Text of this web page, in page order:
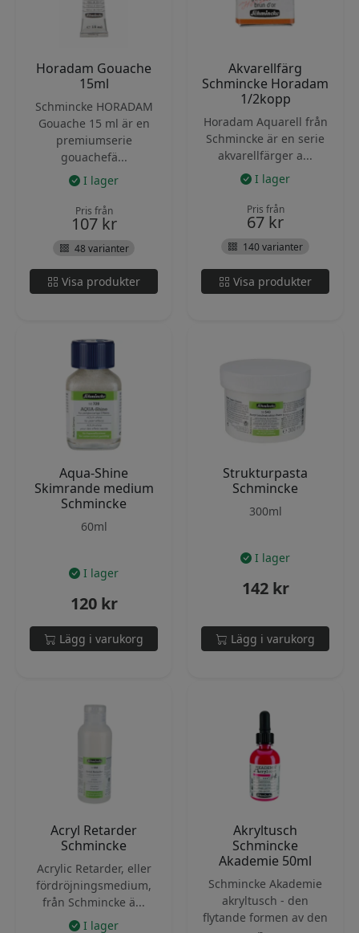
Horadam Gouache
15ml
Schmincke HORADAM
Gouache 15 ml är en
premiumserie
gouachefä...
I lager
Pris från
107 kr
48 varianter
Visa produkter
Akvarellfärg
Schmincke Horadam
1/2kopp
Horadam Aquarell från
Schmincke är en serie
akvarellfärger a...
I lager
Pris från
67 kr
140 varianter
Visa produkter
Aqua-Shine
Skimrande medium
Schmincke
60ml
I lager
120 kr
Lägg i varukorg
Strukturpasta
Schmincke
300ml
I lager
142 kr
Lägg i varukorg
Acryl Retarder
Schmincke
Acrylic Retarder, eller
fördröjningsmedium,
från Schmincke ä...
I lager
Akryltusch
Schmincke
Akademie 50ml
Schmincke Akademie
akryltusch - den
flytande formen av den